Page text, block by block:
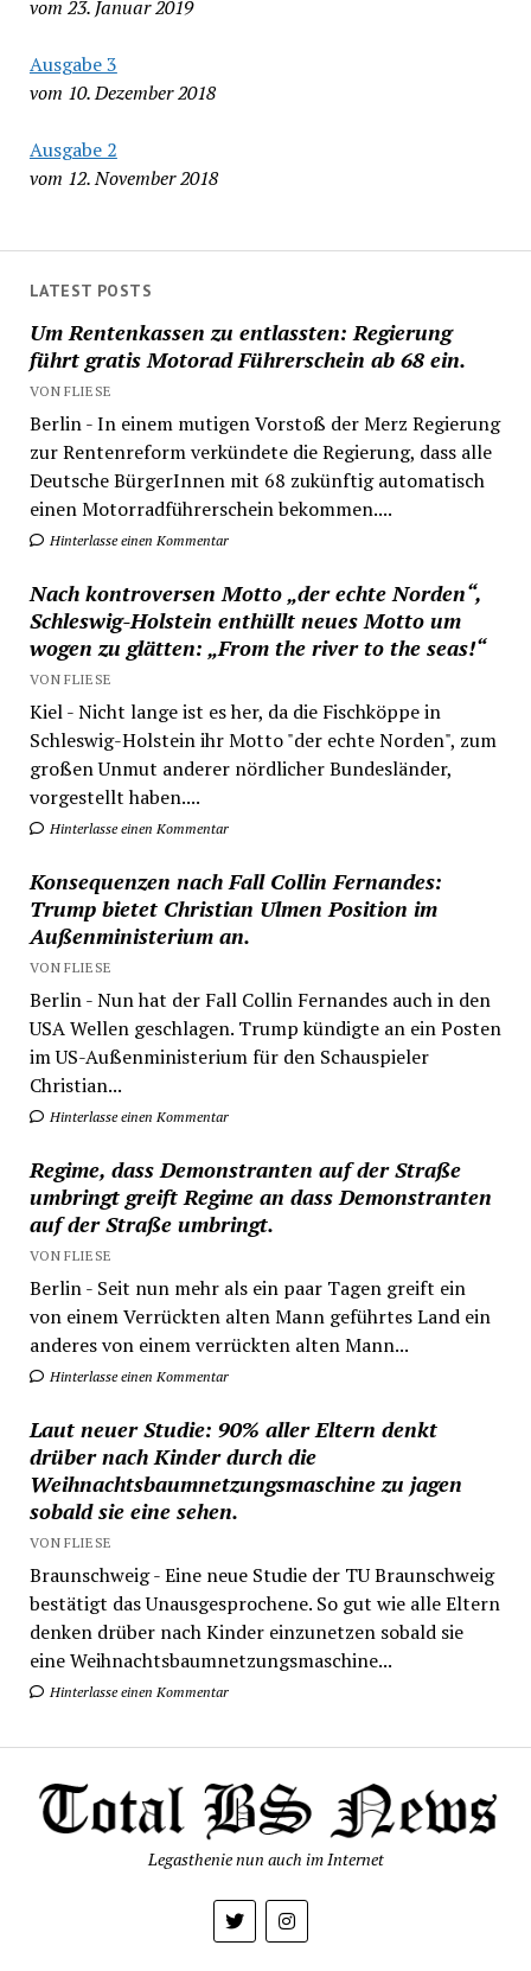
vom 23. Januar 2019
Ausgabe 3
vom 10. Dezember 2018
Ausgabe 2
vom 12. November 2018
LATEST POSTS
Um Rentenkassen zu entlassten: Regierung
führt gratis Motorad Führerschein ab 68 ein.
VON FLIESE
Berlin - In einem mutigen Vorstoß der Merz Regierung
zur Rentenreform verkündete die Regierung, dass alle
Deutsche BürgerInnen mit 68 zukünftig automatisch
einen Motorradführerschein bekommen....
Hinterlasse einen Kommentar
Nach kontroversen Motto „der echte Norden“,
Schleswig-Holstein enthüllt neues Motto um
wogen zu glätten: „From the river to the seas!“
VON FLIESE
Kiel - Nicht lange ist es her, da die Fischköppe in
Schleswig-Holstein ihr Motto "der echte Norden", zum
großen Unmut anderer nördlicher Bundesländer,
vorgestellt haben....
Hinterlasse einen Kommentar
Konsequenzen nach Fall Collin Fernandes:
Trump bietet Christian Ulmen Position im
Außenministerium an.
VON FLIESE
Berlin - Nun hat der Fall Collin Fernandes auch in den
USA Wellen geschlagen. Trump kündigte an ein Posten
im US-Außenministerium für den Schauspieler
Christian...
Hinterlasse einen Kommentar
Regime, dass Demonstranten auf der Straße
umbringt greift Regime an dass Demonstranten
auf der Straße umbringt.
VON FLIESE
Berlin - Seit nun mehr als ein paar Tagen greift ein
von einem Verrückten alten Mann geführtes Land ein
anderes von einem verrückten alten Mann...
Hinterlasse einen Kommentar
Laut neuer Studie: 90% aller Eltern denkt
drüber nach Kinder durch die
Weihnachtsbaumnetzungsmaschine zu jagen
sobald sie eine sehen.
VON FLIESE
Braunschweig - Eine neue Studie der TU Braunschweig
bestätigt das Unausgesprochene. So gut wie alle Eltern
denken drüber nach Kinder einzunetzen sobald sie
eine Weihnachtsbaumnetzungsmaschine...
Hinterlasse einen Kommentar
Legasthenie nun auch im Internet